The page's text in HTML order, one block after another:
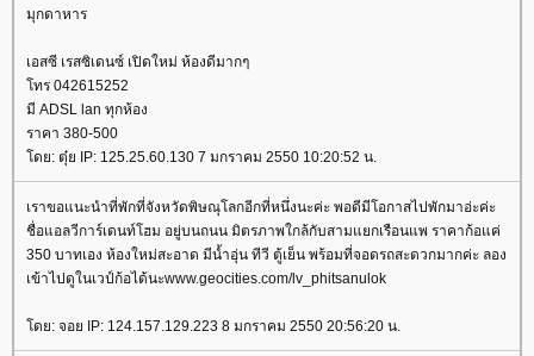
มุกดาหาร
เอสซี เรสซิเดนซ์ เปิดใหม่ ห้องดีมากๆ
ทร 042615252
มี ADSL lan ทุกห้อง
ราคา 380-500
ดย: ตุ๋ย IP: 125.25.60.130 7 มกราคม 2550 10:20:52 น.
เราขอแนะนำที่พักที่จังหวัดพิษณุโลกอีกที่หนึ่งนะค่ะ พอดีมีโอกาสไปพักมาอ่ะค่ะ
ชื่อแอลวีการ์เดนท์โฮม อยู่บนถนน มิตรภาพใกล้กับสามแยกเรือนแพ ราคาก้อแค่
350 บาทเอง ห้องใหม่สะอาด มีน้ำอุ่น ทีวี ตู้เย็น พร้อมที่จอดรถสะดวกมากค่ะ ลอง
เข้าไปดูในเวป์ก้อได้นะwww.geocities.com/lv_phitsanulok
ดย: จอย IP: 124.157.129.223 8 มกราคม 2550 20:56:20 น.